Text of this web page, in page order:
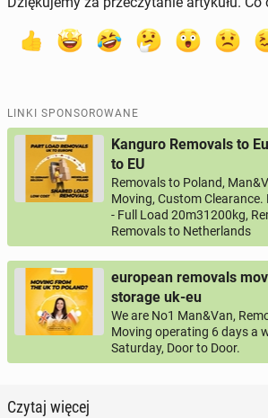
LINKI SPONSOROWANE
Kanguro Removals to
to EU
Removals to Poland,
Moving, Custom
- Full Load 20m31200kg,
Removals to Netherlands
european removals
storage uk-eu
We are No1 Man&Van,
Moving operating 6 days a
Saturday, Door to Door.
Czytaj więcej